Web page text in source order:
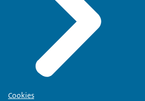
Cookies